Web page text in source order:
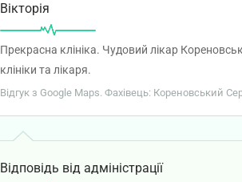
Вікторія
Прекрасна клініка. Чудовий лікар
клініки та лікаря.
Відгук з Google Maps. Фахівець: Кореновський
Відповідь від адміністрації